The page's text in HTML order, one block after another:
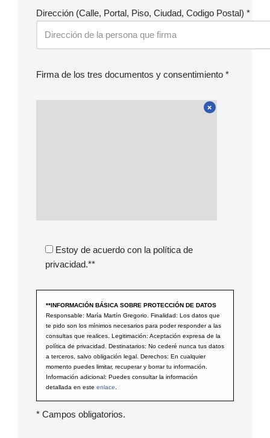
Dirección (Calle, Portal, Piso, Ciudad, Codigo Postal) *
Firma de los tres documentos y consentimiento *
Estoy de acuerdo con la política de
privacidad.**
**INFORMACIÓN BÁSICA SOBRE PROTECCIÓN DE DATOS
Responsable: María Martín Gregorio. Finalidad: Los datos que
te pido son los mínimos necesarios para poder responder a las
consultas que realices. Legitimación: Aceptación expresa de la
política de privacidad. Destinatarios: No cederé nunca tus datos
a terceros, salvo obligación legal. Derechos: En cualquier
momento puedes limitar, recuperar y borrar tu información.
Información adicional: Puedes consultar la información
detallada en este enlace
* Campos obligatorios.